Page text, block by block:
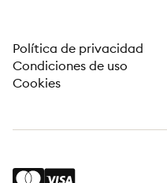
Política de privacidad
Condiciones de uso
Cookies